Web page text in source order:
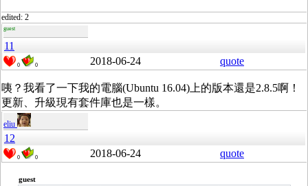
edited: 2
guest
11
0 0 2018-06-24 quote
咦？我看了一下我的電腦(Ubuntu 16.04)上的版本還是2.8.5啊！
更新、升級現有套件庫也是一樣。
eliu
12
0 0 2018-06-24 quote
guest